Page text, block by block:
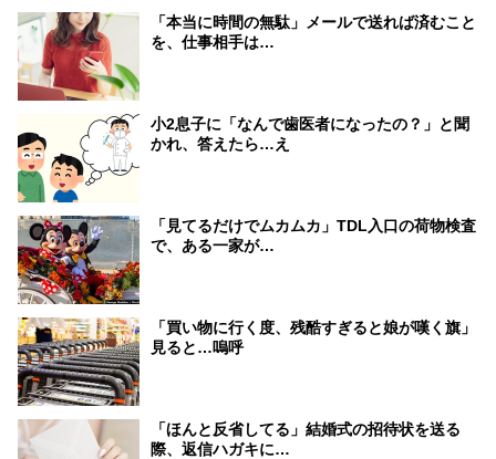
「本当に時間の無駄」メールで送れば済むこと
を、仕事相手は…
小2息子に「なんで歯医者になったの？」と聞
かれ、答えたら…え
「見てるだけでムカムカ」TDL入口の荷物検査
で、ある一家が…
「買い物に行く度、残酷すぎると娘が嘆く旗」
見ると…嗚呼
「ほんと反省してる」結婚式の招待状を送る
際、返信ハガキに…